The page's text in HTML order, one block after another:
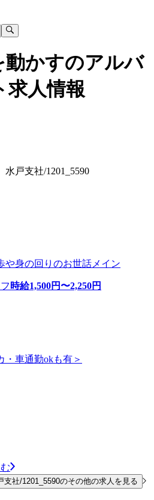
動かすのアルバ
求人情報
戸支社/1201_5590
や身の回りのお世話メイン
時給1,500円〜2,250円
・車通勤okも有＞
社/1201_5590のその他の求人を見る